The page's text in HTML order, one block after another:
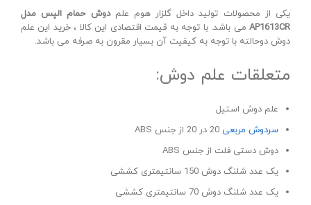
یکی از محصولات تولید داخل گلزار هوم علمدوش حمام الپس مدل
AP1613CR می باشد. با توجه به قیمت اقتصادی این کالا ، خرید این علم
دوش دوحالته با توجه به کیفیت آن بسیار مقرون به صرفه می باشد.
متعلقات علم دوش:
علم دوش استیل
سردوش مربعی
دوش دستی فلت از جنس ABS
یک عدد شلنگ دوش 150 سانتیمتری کششی
یک عدد شلنگ دوش 70 سانتیمتری کششی